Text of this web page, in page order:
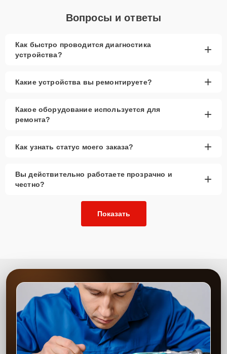
Вопросы и ответы
Как быстро проводится диагностика
устройства?
+
Какие устройства вы ремонтируете? +
Какое оборудование используется для
ремонта?
+
Как узнать статус моего заказа? +
Вы действительно работаете прозрачно и
честно?
+
Показать